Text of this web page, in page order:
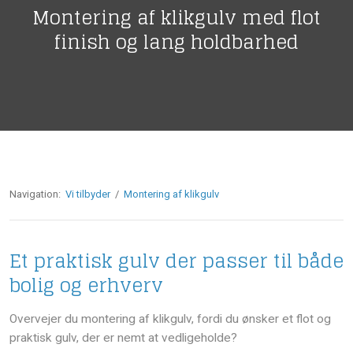
Montering af klikgulv med flot
finish og lang holdbarhed
Navigation: Vi tilbyder / Montering af klikgulv
Et praktisk gulv der passer til både
bolig og erhverv
Overvejer du montering af klikgulv, fordi du ønsker et flot og
praktisk gulv, der er nemt at vedligeholde?